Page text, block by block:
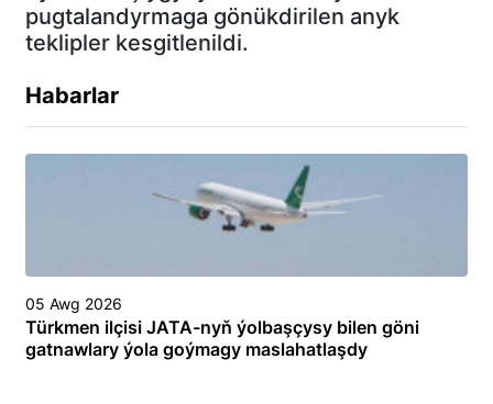
pugtalandyrmaga gönükdirilen anyk
teklipler kesgitlenildi.
Habarlar
05 Awg 2026
Türkmen ilçisi JATA-nyň ýolbaşçysy bilen göni
gatnawlary ýola goýmagy maslahatlaşdy